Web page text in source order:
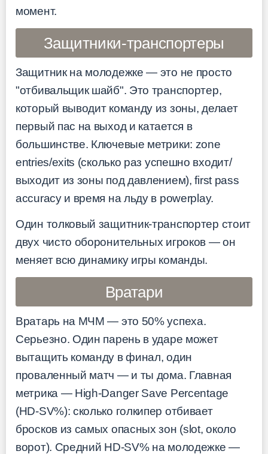
момент.
Защитники-транспортеры
Защитник на молодежке — это не просто
"отбивальщик шайб". Это транспортер,
который выводит команду из зоны, делает
первый пас на выход и катается в
большинстве. Ключевые метрики: zone
entries/exits (сколько раз успешно входит/
выходит из зоны под давлением), first pass
accuracy и время на льду в powerplay.
Один толковый защитник-транспортер стоит
двух чисто оборонительных игроков — он
меняет всю динамику игры команды.
Вратари
Вратарь на МЧМ — это 50% успеха.
Серьезно. Один парень в ударе может
вытащить команду в финал, один
проваленный матч — и ты дома. Главная
метрика — High-Danger Save Percentage
(HD-SV%): сколько голкипер отбивает
бросков из самых опасных зон (slot, около
ворот). Средний HD-SV% на молодежке —